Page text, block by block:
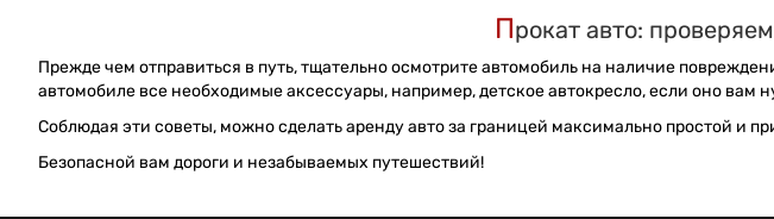
Прокат авто:
Прежде чем отправиться в путь, тщательно осмотрите автомобиль на наличие
автомобиле все необходимые аксессуары, например, детское автокресло, если оно вам
Соблюдая эти советы, можно сделать аренду авто за границей максимально простой и
Безопасной вам дороги и незабываемых путешествий!